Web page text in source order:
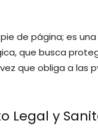
de página; es
que busca
que obliga a las
Legal y